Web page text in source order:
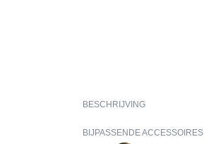
BESCHRIJVING
BIJPASSENDE ACCESSOIRES